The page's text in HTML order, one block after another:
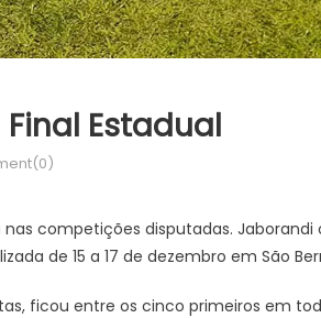
Estadual
competições disputadas.
de 15 a 17 de dezembro em São
ficou entre os cinco primeiros em